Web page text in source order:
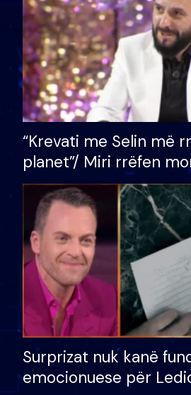
“Krevati me Selin më
planet”/ Miri rrëfen
bukura në shtëpinë e
mungojë zilja e
Surprizat nuk kanë
emocionuese për